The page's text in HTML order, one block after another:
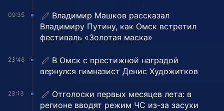
09:35
Владимир Машков рассказал
Владимиру Путину, как Омск встретил
фестиваль «Золотая маска»
23:48
В Омск с престижной наградой
вернулся гимназист Денис Художитков
23:13
Отголоски первых месяцев лета: в
регионе вводят режим ЧС из-за засухи